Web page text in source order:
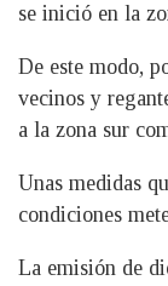
se inició en la
De este modo,
vecinos y
a la zona sur
Unas medidas
condiciones
La emisión de